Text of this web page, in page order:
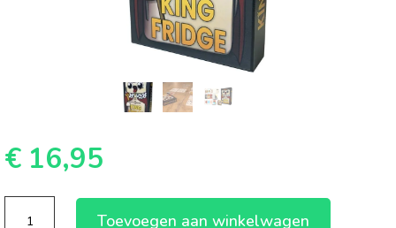
€ 16,95
Toevoegen aan winkelwagen